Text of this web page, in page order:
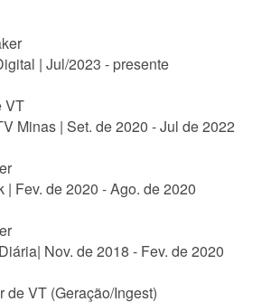
| Jul/2023 - presente
VT
Minas | Set. de 2020 - Jul de 2022
| Fev. de 2020 - Ago. de 2020
Nov. de 2018 - Fev. de 2020
de VT (Geração/Ingest)